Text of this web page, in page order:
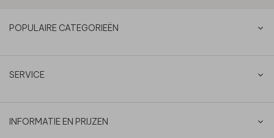
POPULAIRE CATEGORIEËN
SERVICE
INFORMATIE EN PRIJZEN